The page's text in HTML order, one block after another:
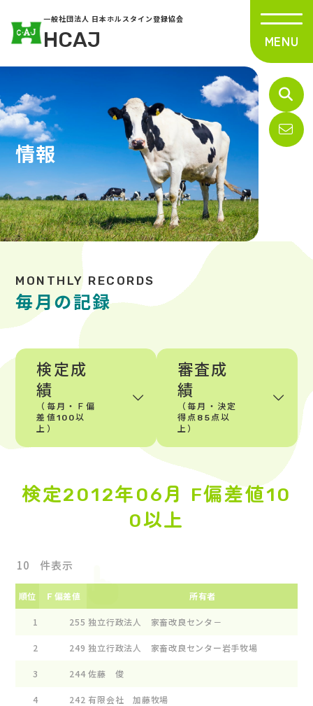
一般社団法人 日本ホルスタイン登録協会
HCAJ
情報
毎月の記録
検定成
績
（毎月・Ｆ偏
差値100以
上）
審査成
績
（毎月・決定
得点85点以
上）
検定2012年06月 F偏差値10
0以上
件表示
順位 Ｆ偏差値 所有者
1 255 独立行政法人 家畜改良センタ－
2 249 独立行政法人 家畜改良センター岩手牧場
3 244 佐藤 俊
4 242 有限会社 加藤牧場